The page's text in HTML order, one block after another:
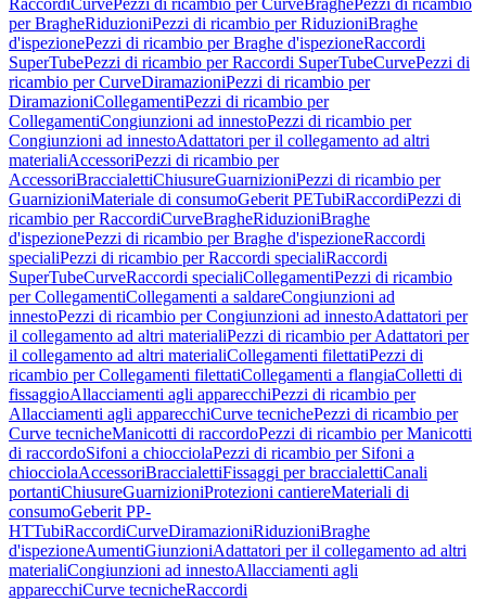
RaccordiCurvePezzi di ricambio per CurveBraghePezzi di ricambio
per BragheRiduzioniPezzi di ricambio per RiduzioniBraghe
d'ispezionePezzi di ricambio per Braghe d'ispezioneRaccordi
SuperTubePezzi di ricambio per Raccordi SuperTubeCurvePezzi di
ricambio per CurveDiramazioniPezzi di ricambio per
DiramazioniCollegamentiPezzi di ricambio per
CollegamentiCongiunzioni ad innestoPezzi di ricambio per
Congiunzioni ad innestoAdattatori per il collegamento ad altri
materialiAccessoriPezzi di ricambio per
AccessoriBraccialettiChiusureGuarnizioniPezzi di ricambio per
GuarnizioniMateriale di consumoGeberit PETubiRaccordiPezzi di
ricambio per RaccordiCurveBragheRiduzioniBraghe
d'ispezionePezzi di ricambio per Braghe d'ispezioneRaccordi
specialiPezzi di ricambio per Raccordi specialiRaccordi
SuperTubeCurveRaccordi specialiCollegamentiPezzi di ricambio
per CollegamentiCollegamenti a saldareCongiunzioni ad
innestoPezzi di ricambio per Congiunzioni ad innestoAdattatori per
il collegamento ad altri materialiPezzi di ricambio per Adattatori per
il collegamento ad altri materialiCollegamenti filettatiPezzi di
ricambio per Collegamenti filettatiCollegamenti a flangiaColletti di
fissaggioAllacciamenti agli apparecchiPezzi di ricambio per
Allacciamenti agli apparecchiCurve tecnichePezzi di ricambio per
Curve tecnicheManicotti di raccordoPezzi di ricambio per Manicotti
di raccordoSifoni a chiocciolaPezzi di ricambio per Sifoni a
chiocciolaAccessoriBraccialettiFissaggi per braccialettiCanali
portantiChiusureGuarnizioniProtezioni cantiereMateriali di
consumoGeberit PP-
HTTubiRaccordiCurveDiramazioniRiduzioniBraghe
d'ispezioneAumentiGiunzioniAdattatori per il collegamento ad altri
materialiCongiunzioni ad innestoAllacciamenti agli
apparecchiCurve tecnicheRaccordi